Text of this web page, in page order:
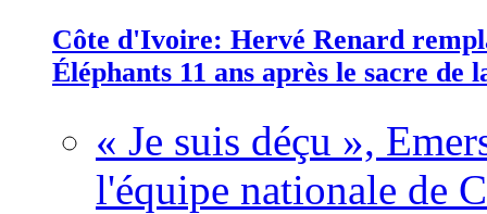
Côte d'Ivoire: Hervé Renard
Éléphants 11 ans après le sacre de
« Je suis déçu »,
l'équipe nationale de